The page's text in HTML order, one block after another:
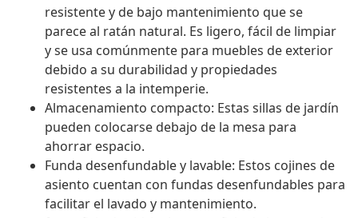
resistente y de bajo mantenimiento que se
parece al ratán natural. Es ligero, fácil de limpiar
y se usa comúnmente para muebles de exterior
debido a su durabilidad y propiedades
resistentes a la intemperie.
Almacenamiento compacto: Estas sillas de jardín
pueden colocarse debajo de la mesa para
ahorrar espacio.
Funda desenfundable y lavable: Estos cojines de
asiento cuentan con fundas desenfundables para
facilitar el lavado y mantenimiento.